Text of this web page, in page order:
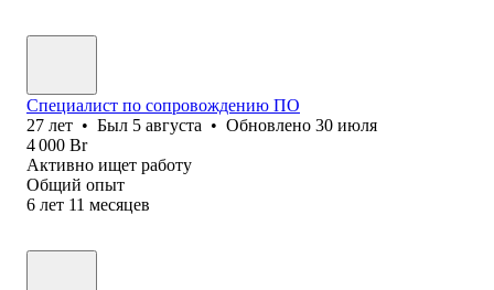
Специалист по сопровождению ПО
27 лет • Был 5 августа • Обновлено 30 июля
4 000 Br
Активно ищет работу
Общий опыт
6 лет 11 месяцев